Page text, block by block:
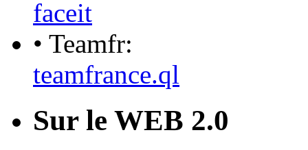
faceit
• Teamfr:
teamfrance.ql
Sur le WEB 2.0